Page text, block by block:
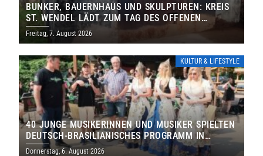
BUNKER, BAUERNHAUS UND SKULPTUREN: KREIS
ST. WENDEL LÄDT ZUM TAG DES OFFENEN
DENKMALS EIN
Freitag, 7. August 2026
KULTUR & LIFESTYLE
40 JUNGE MUSIKERINNEN UND MUSIKER SPIELTEN
DEUTSCH-BRASILIANISCHES PROGRAMM IN
THOLEY
Donnerstag, 6. August 2026